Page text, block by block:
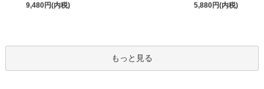
9,480円(内税)
5,880円(内税)
もっと見る